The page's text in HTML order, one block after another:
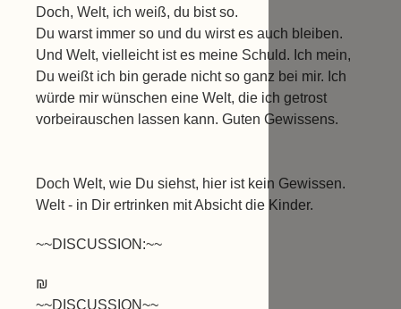
Doch, Welt, ich weiß, du bist so.
Du warst immer so und du wirst es auch bleiben.
Und Welt, vielleicht ist es meine Schuld. Ich mein,
Du weißt ich bin gerade nicht so ganz bei mir. Ich
würde mir wünschen eine Welt, die ich getrost
vorbeirauschen lassen kann. Guten Gewissens.
Doch Welt, wie Du siehst, hier ist kein Gewissen.
Welt - in Dir ertrinken mit Absicht die Kinder.
~~DISCUSSION:~~
₪
~~DISCUSSION~~